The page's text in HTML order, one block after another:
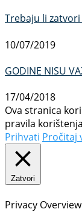
Trebaju li
10/07/2019
GODINE NISU
17/04/2018
Ova stranica
pravila
Prihvati Pročitaj
Zatvori
Privacy Overview